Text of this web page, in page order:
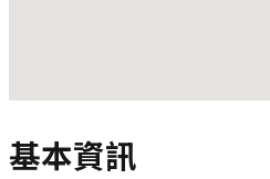
基本資訊